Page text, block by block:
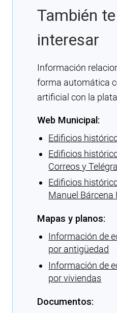
También
interesar
Información
forma automática
artificial con la
Web Municipal:
Edificios
Edificios
Correos y
Edificios
Manuel Bárcena
Mapas y planos:
Información de
por antigüedad
Información de
por viviendas
Documentos: